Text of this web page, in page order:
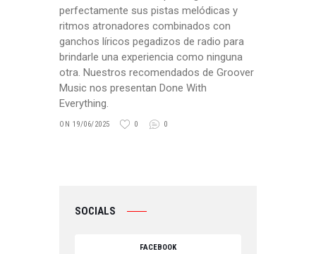
perfectamente sus pistas melódicas y
ritmos atronadores combinados con
ganchos líricos pegadizos de radio para
brindarle una experiencia como ninguna
otra. Nuestros recomendados de Groover
Music nos presentan Done With
Everything.
ON 19/06/2025 0 0
SOCIALS
FACEBOOK